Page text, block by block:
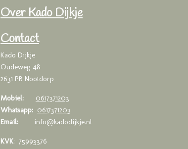
b
k
a
a
s
Over Kado Dijkje
Contact
Kado Dijkje
Oudeweg 48
2631 PB Nootdorp
Mobiel:
0617371203
Whatsapp: 0617371203
Email:
info@kadodijkje.nl
KVK: 75993376